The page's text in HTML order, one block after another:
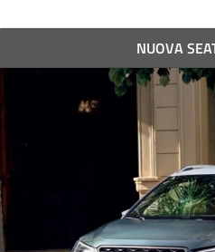
NUOVA